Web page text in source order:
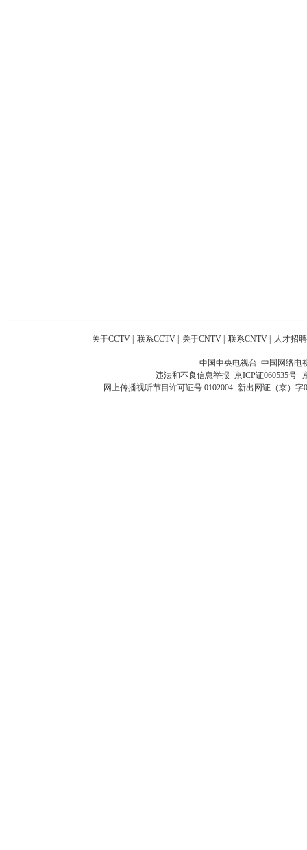
关于CCTV 联系CCTV 关于CNTV 联系CNTV 人才招聘
中国中央电视台 中国网络电
违法和不良信息举报 京ICP证060535号
网上传播视听节目许可证号 0102004 新出网证（京）